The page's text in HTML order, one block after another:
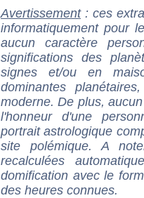
Avertissement: ces
informatiquement pour
aucun caractère
significations des
signes et/ou en
dominantes
moderne. De plus,
l'honneur d'une
portrait astrologique
site polémique. A
recalculées
domification avec le
des heures connues.